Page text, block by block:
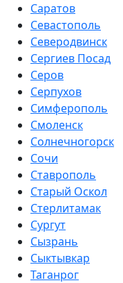
Саратов
Севастополь
Северодвинск
Сергиев Посад
Серов
Серпухов
Симферополь
Смоленск
Солнечногорск
Сочи
Ставрополь
Старый Оскол
Стерлитамак
Сургут
Сызрань
Сыктывкар
Таганрог